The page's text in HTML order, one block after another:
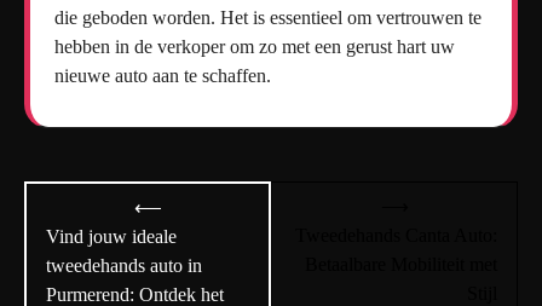
die geboden worden. Het is essentieel om vertrouwen te
hebben in de verkoper om zo met een gerust hart uw
nieuwe auto aan te schaffen.
navigatie
⟵
Vind jouw ideale
tweedehands auto in
Purmerend: Ontdek het